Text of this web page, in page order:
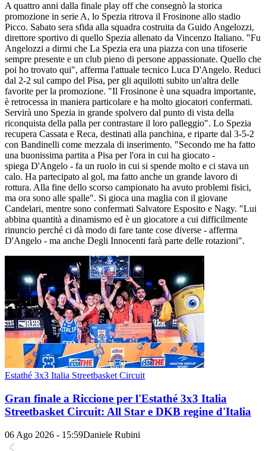
A quattro anni dalla finale play off che consegnò la storica
promozione in serie A, lo Spezia ritrova il Frosinone allo stadio
Picco. Sabato sera sfida alla squadra costruita da Guido Angelozzi,
direttore sportivo di quello Spezia allenato da Vincenzo Italiano. "Fu
Angelozzi a dirmi che La Spezia era una piazza con una tifoserie
sempre presente e un club pieno di persone appassionate. Quello che
poi ho trovato qui", afferma l'attuale tecnico Luca D'Angelo. Reduci
dal 2-2 sul campo del Pisa, per gli aquilotti subito un'altra delle
favorite per la promozione. "Il Frosinone è una squadra importante,
è retrocessa in maniera particolare e ha molto giocatori confermati.
Servirà uno Spezia in grande spolvero dal punto di vista della
riconquista della palla per contrastare il loro palleggio". Lo Spezia
recupera Cassata e Reca, destinati alla panchina, e riparte dal 3-5-2
con Bandinelli come mezzala di inserimento. "Secondo me ha fatto
una buonissima partita a Pisa per l'ora in cui ha giocato -
spiega D'Angelo - fa un ruolo in cui si spende molto e ci stava un
calo. Ha partecipato al gol, ma fatto anche un grande lavoro di
rottura. Alla fine dello scorso campionato ha avuto problemi fisici,
ma ora sono alle spalle". Si gioca una maglia con il giovane
Candelari, mentre sono confermati Salvatore Esposito e Nagy. "Lui
abbina quantità a dinamismo ed è un giocatore a cui difficilmente
rinuncio perché ci dà modo di fare tante cose diverse - afferma
D'Angelo - ma anche Degli Innocenti farà parte delle rotazioni".
Estathé 3x3 Italia Streetbasket Circuit
Gran finale a Riccione per l'Estathé 3x3 Italia
Streetbasket Circuit: All Star e DKB regine d'Italia
06 Ago 2026 - 15:59Daniele Rubini